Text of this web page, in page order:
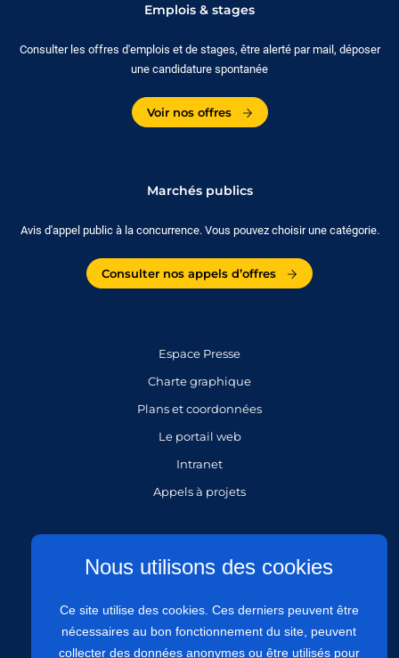
Emplois & stages
Consulter les offres d'emplois et de stages, être alerté par mail, déposer
une candidature spontanée
Voir nos offres
Marchés publics
Avis d'appel public à la concurrence. Vous pouvez choisir une catégorie.
Consulter nos appels d’offres
Espace Presse
Charte graphique
Plans et coordonnées
Le portail web
Intranet
Appels à projets
Politique de protection des données personnelles
Politique de confidentialité
Nous utilisons des cookies
Ce site utilise des cookies. Ces derniers peuvent être
nécessaires au bon fonctionnement du site, peuvent
collecter des données anonymes ou être utilisés pour